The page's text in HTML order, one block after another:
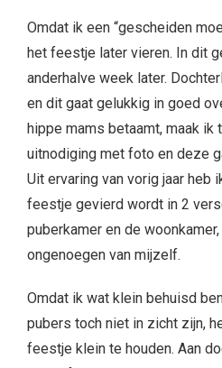
Omdat ik een “gescheiden
het feestje later vieren. In dit
anderhalve week later.
en dit gaat gelukkig in goed
hippe mams betaamt, maak ik
uitnodiging met foto en deze
Uit ervaring van vorig jaar heb
feestje gevierd wordt in 2
puberkamer en de
ongenoegen van mijzelf.
Omdat ik wat klein behuisd
pubers toch niet in zicht zijn,
feestje klein te houden. Aan